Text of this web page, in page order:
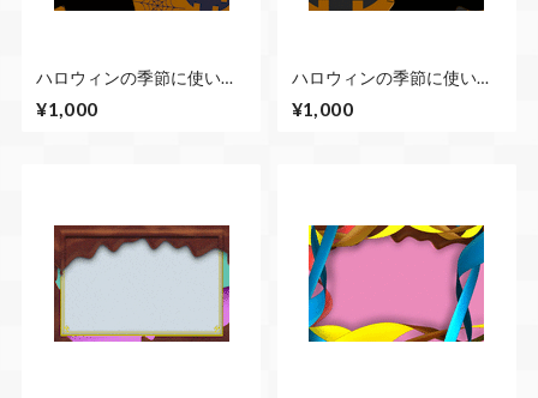
ハロウィンの季節に使いや
くかぼちゃベース＆左側に
¥1,000
ハロウィンの季節に使いや
くかぼちゃベース＆右側に
¥1,000